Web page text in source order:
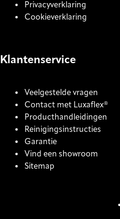
Privacyverklaring
Cookieverklaring
Klantenservice
Veelgestelde vragen
Contact met Luxaflex®
Producthandleidingen
Reinigingsinstructies
Garantie
Vind een showroom
Sitemap